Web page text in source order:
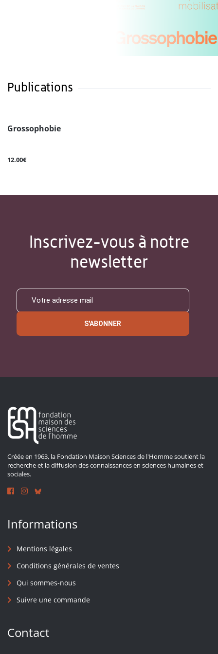
Publications
Grossophobie
12.00€
Inscrivez-vous à notre
newsletter
S'ABONNER
Créée en 1963, la Fondation Maison Sciences de l'Homme soutient la
recherche et la diffusion des connaissances en sciences humaines et
sociales.
Informations
Mentions légales
Conditions générales de ventes
Qui sommes-nous
Suivre une commande
Contact